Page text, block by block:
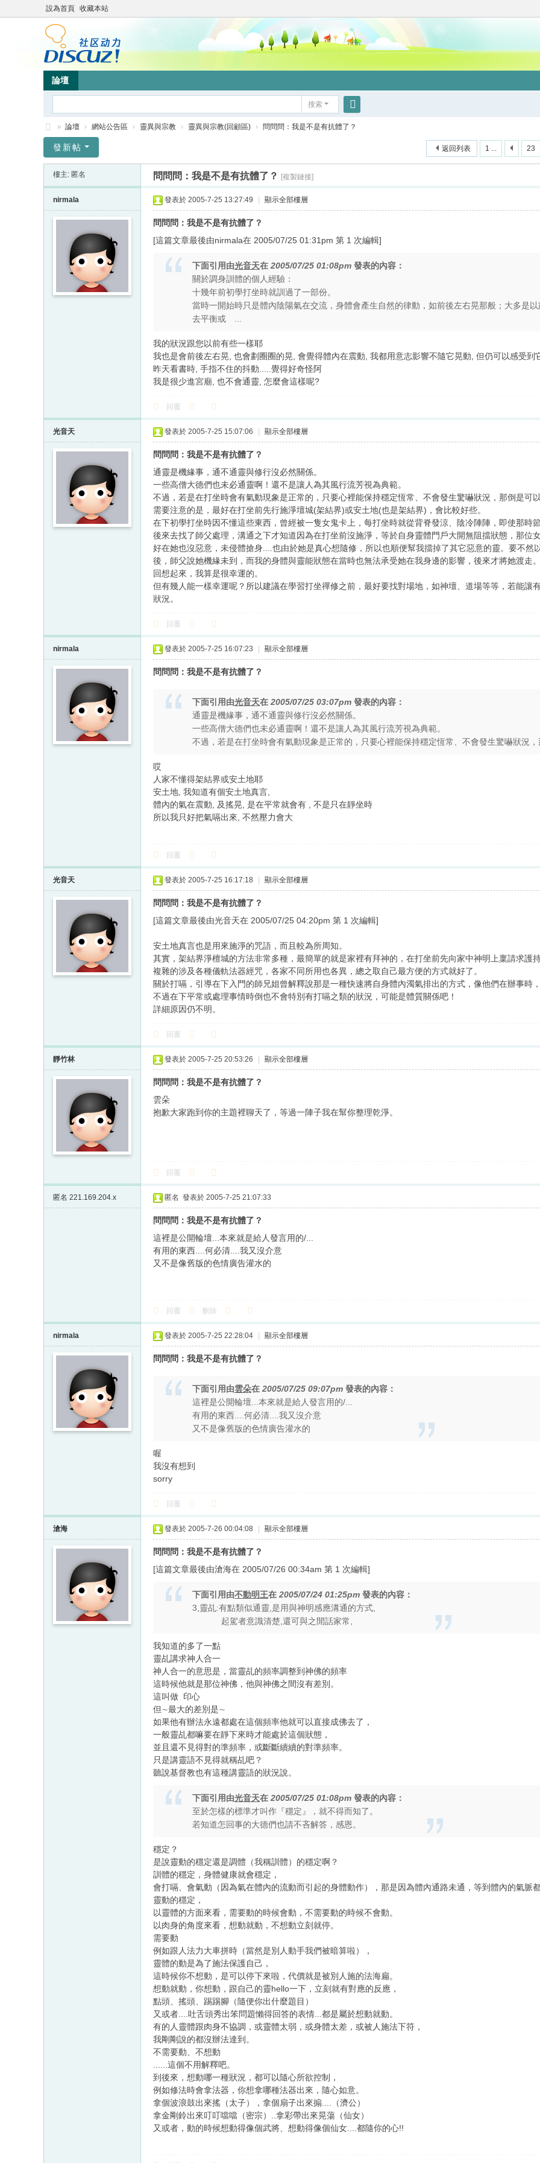
設為首頁 收藏本站
論壇
搜索
搜
竹
» 論壇 › 網站公告區 › 靈異與宗教 › 靈異與宗教(回顧區) › 問問問：我是不是有抗體了？
1 ... 23
返回列表
發新帖
樓主: 匿名 問問問：我是不是有抗體了？ [複製鏈接]
nirmala 發表於 2005-7-25 13:27:49 顯示全部樓層
問問問：我是不是有抗體了？
[這篇文章最後由nirmala在 2005/07/25 01:31pm 第 1 次編輯]
下面引用由光音天在 2005/07/25 01:08pm 發表的內容：
關於調身訓體的個人經驗：
十幾年前初學打坐時就訓過了一部份。
當時一開始時只是體內陰陽氣在交流，身體會產生自然的律動，如前後左右晃那般；大多是
去平衡或 ...
我的狀況跟您以前有些一樣耶
我也是會前後左右晃, 也會劃圈圈的晃, 會覺得體內在震動, 我都用意志影響不隨它晃動, 但仍可以感受到
昨天看書時, 手指不住的抖動.....覺得好奇怪阿
我是很少進宮廟, 也不會通靈, 怎麼會這樣呢?
回覆
光音天 發表於 2005-7-25 15:07:06 顯示全部樓層
問問問：我是不是有抗體了？
通靈是機緣事，通不通靈與修行沒必然關係。
一些高僧大德們也未必通靈啊！還不是讓人為其風行流芳視為典範。
不過，若是在打坐時會有氣動現象是正常的，只要心裡能保持穩定恆常、不會發生驚嚇狀況，那倒是可
需要注意的是，最好在打坐前先行施淨壇城(架結界)或安土地(也是架結界)，會比較好些。
在下初學打坐時因不懂這些東西，曾經被一隻女鬼卡上，每打坐時就從背脊發涼、陰冷陣陣，即使那時
後來去找了師父處理，溝通之下才知道因為在打坐前沒施淨，等於自身靈體門戶大開無阻擋狀態，那位
好在她也沒惡意，未侵體搶身....也由於她是真心想隨修，所以也順便幫我擋掉了其它惡意的靈。要不
後，師父說她機緣未到，而我的身體與靈能狀態在當時也無法承受她在我身邊的影響，後來才將她渡走。
回想起來，我算是很幸運的。
但有幾人能一樣幸運呢？所以建議在學習打坐禪修之前，最好要找對場地，如神壇、道場等等，若能讓
狀況。
回覆
nirmala 發表於 2005-7-25 16:07:23 顯示全部樓層
問問問：我是不是有抗體了？
下面引用由光音天在 2005/07/25 03:07pm 發表的內容：
通靈是機緣事，通不通靈與修行沒必然關係。
一些高僧大德們也未必通靈啊！還不是讓人為其風行流芳視為典範。
不過，若是在打坐時會有氣動現象是正常的，只要心裡能保持穩定恆常、不會發生驚嚇狀況
哎
人家不懂得架結界或安土地耶
安土地, 我知道有個安土地真言,
體內的氣在震動, 及搖晃, 是在平常就會有 , 不是只在靜坐時
所以我只好把氣嗝出來, 不然壓力會大
回覆
光音天 發表於 2005-7-25 16:17:18 顯示全部樓層
問問問：我是不是有抗體了？
[這篇文章最後由光音天在 2005/07/25 04:20pm 第 1 次編輯]
安土地真言也是用來施淨的咒語，而且較為所周知。
其實，架結界淨檀城的方法非常多種，最簡單的就是家裡有拜神的，在打坐前先向家中神明上稟請求護持
複雜的涉及各種儀軌法器經咒，各家不同所用也各異，總之取自己最方便的方式就好了。
關於打嗝，引導在下入門的師兄姐曾解釋說那是一種快速將自身體內濁氣排出的方式，像他們在辦事時
不過在下平常或處理事情時倒也不會特別有打嗝之類的狀況，可能是體質關係吧！
詳細原因仍不明。
回覆
靜竹林 發表於 2005-7-25 20:53:26 顯示全部樓層
問問問：我是不是有抗體了？
雲朵
抱歉大家跑到你的主題裡聊天了，等過一陣子我在幫你整理乾淨。
回覆
匿名 221.169.204.x 匿名 發表於 2005-7-25 21:07:33
問問問：我是不是有抗體了？
這裡是公開輪壇...本來就是給人發言用的/...
有用的東西....何必清....我又沒介意
又不是像舊版的色情廣告灌水的
回覆 刪除
nirmala 發表於 2005-7-25 22:28:04 顯示全部樓層
問問問：我是不是有抗體了？
下面引用由雲朵在 2005/07/25 09:07pm 發表的內容：
這裡是公開輪壇...本來就是給人發言用的/...
有用的東西....何必清....我又沒介意
又不是像舊版的色情廣告灌水的
喔
我沒有想到
sorry
回覆
滄海 發表於 2005-7-26 00:04:08 顯示全部樓層
問問問：我是不是有抗體了？
[這篇文章最後由滄海在 2005/07/26 00:34am 第 1 次編輯]
下面引用由不動明王在 2005/07/24 01:25pm 發表的內容：
3,靈乩:有點類似通靈,是用與神明感應溝通的方式,
起駕者意識清楚,還可與之閒話家常,
我知道的多了一點
靈乩講求神人合一
神人合一的意思是，當靈乩的頻率調整到神佛的頻率
這時候他就是那位神佛，他與神佛之間沒有差別。
這叫做 印心
但∼最大的差別是∼
如果他有辦法永遠都處在這個頻率他就可以直接成佛去了，
一般靈乩都嘛要在靜下來時才能處於這個狀態，
並且還不見得對的準頻率，或斷斷續續的對準頻率。
只是講靈語不見得就稱乩吧？
聽說基督教也有這種講靈語的狀況說。
下面引用由光音天在 2005/07/25 01:08pm 發表的內容：
至於怎樣的標準才叫作『穩定』，就不得而知了。
若知道怎回事的大德們也請不吝解答，感恩。
穩定？
是說靈動的穩定還是調體（我稱訓體）的穩定啊？
訓體的穩定，身體健康就會穩定，
會打嗝、會氣動（因為氣在體內的流動而引起的身體動作），那是因為體內通路未通，等到體內的氣脈
靈動的穩定，
以靈體的方面來看，需要動的時候會動，不需要動的時候不會動。
以肉身的角度來看，想動就動，不想動立刻就停。
需要動
例如跟人法力大車拼時（當然是別人動手我們被暗算啦），
靈體的動是為了施法保護自己，
這時候你不想動，是可以停下來啦，代價就是被別人施的法海扁。
想動就動，你想動，跟自己的靈hello一下，立刻就有對應的反應，
點頭、搖頭、踢踢腳（隨便你出什麼題目）
又或者....吐舌頭秀出笨問題懶得回答的表情...都是屬於想動就動。
有的人靈體跟肉身不協調，或靈體太弱，或身體太差，或被人施法下符，
我剛剛說的都沒辦法達到。
不需要動、不想動
......這個不用解釋吧。
到後來，想動哪一種狀況，都可以隨心所欲控制，
例如修法時會拿法器，你想拿哪種法器出來，隨心如意。
拿個波浪鼓出來搖（太子），拿個扇子出來搧....（濟公）
拿金剛鈴出來叮叮噹噹（密宗）..拿彩帶出來晃蕩（仙女）
又或者，動的時候想動得像個武將、想動得像個仙女....都隨你的心!!